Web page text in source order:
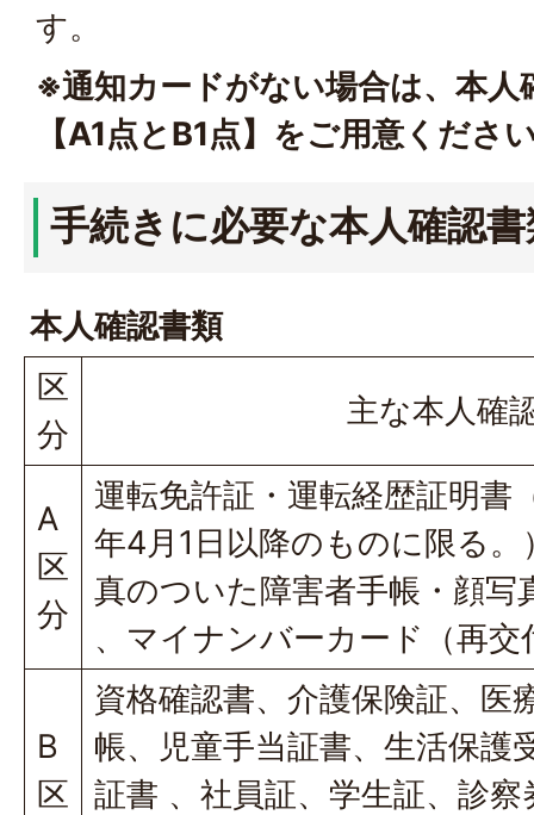
す。
※通知カードがない場合は、本
【A1点とB1点】をご用意くださ
手続きに必要な本人確認
本人確認書類
区
分
主な本人確
A
区
分
運転免許証・運転経歴証明書
年4月1日以降のものに限る
真のついた障害者手帳・顔
、マイナンバーカード（再交
B
区
資格確認書、介護保険証、医
帳、児童手当証書、生活保護
証書 、社員証、学生証、診